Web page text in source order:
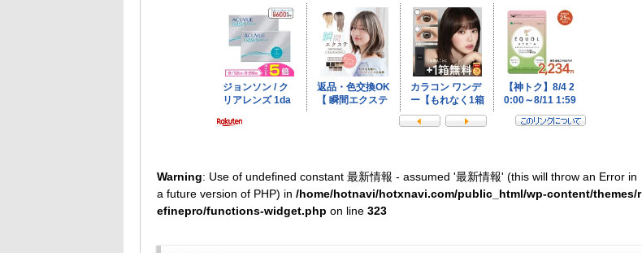
Warning: Use of undefined constant 最新情報 - assumed '最新情報' (this will throw an Error in
a future version of PHP) in /home/hotnavi/hotxnavi.com/public_html/wp-content/themes/r
efinepro/functions-widget.php on line 323